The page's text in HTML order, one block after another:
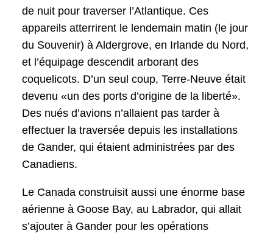
de nuit pour traverser l’Atlantique. Ces
appareils atterrirent le lendemain matin (le jour
du Souvenir) à Aldergrove, en Irlande du Nord,
et l’équipage descendit arborant des
coquelicots. D’un seul coup, Terre-Neuve était
devenu «un des ports d’origine de la liberté».
Des nués d’avions n’allaient pas tarder à
effectuer la traversée depuis les installations
de Gander, qui étaient administrées par des
Canadiens.
Le Canada construisit aussi une énorme base
aérienne à Goose Bay, au Labrador, qui allait
s’ajouter à Gander pour les opérations